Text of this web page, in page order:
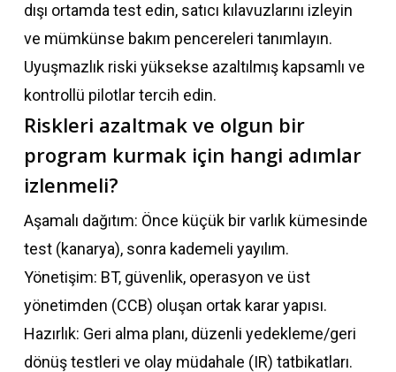
dışı ortamda test edin, satıcı kılavuzlarını izleyin
ve mümkünse bakım pencereleri tanımlayın.
Uyuşmazlık riski yüksekse azaltılmış kapsamlı ve
kontrollü pilotlar tercih edin.
Riskleri azaltmak ve olgun bir
program kurmak için hangi adımlar
izlenmeli?
Aşamalı dağıtım: Önce küçük bir varlık kümesinde
test (kanarya), sonra kademeli yayılım.
Yönetişim: BT, güvenlik, operasyon ve üst
yönetimden (CCB) oluşan ortak karar yapısı.
Hazırlık: Geri alma planı, düzenli yedekleme/geri
dönüş testleri ve olay müdahale (IR) tatbikatları.